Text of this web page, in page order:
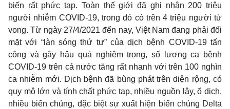
biến rất phức tạp. Toàn thế giới đã ghi nhận 200 triệu
người nhiễm COVID-19, trong đó có trên 4 triệu người tử
vong. Từ ngày 27/4/2021 đến nay, Việt Nam đang phải đối
mặt với “làn sóng thứ tư” của dịch bệnh COVID-19 tấn
công và gây hậu quả nghiêm trọng, số lượng ca bệnh
COVID-19 trên cả nước tăng rất nhanh với trên 100 nghìn
ca nhiễm mới. Dịch bệnh đã bùng phát trên diện rộng, có
quy mô lớn và tính chất phức tạp, nhiều nguồn lây, ổ dịch,
nhiều biến chủng, đặc biệt sự xuất hiện biến chủng Delta